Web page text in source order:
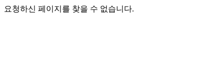
요청하신 페이지를 찾을 수 없습니다.